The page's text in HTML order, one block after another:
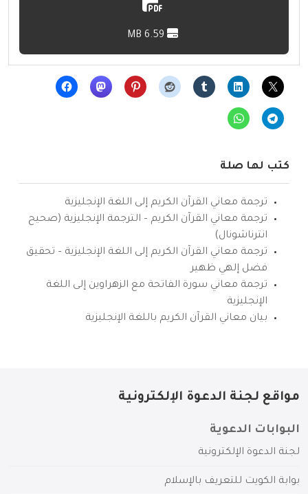
كتب لها صلة
ترجمة معاني القرآن الكريم إلى اللغة الإنجليزية
ترجمة معاني القرآن الكريم – الترجمة الإنجليزية (صحيح
انترناشونال)
ترجمة معاني القرآن الكريم إلى اللغة الإنجليزية – تحقيق
فضل إلهي ظهير
ترجمة معاني سورة الفاتحة مع الزهراوين إلى اللغة
الإنجليزية
بيان معاني القرآن الكريم باللغة الإنجليزية
مواقع لجنة الدعوة الإلكترونية
البوابات الدعوية
لجنة الدعوة الإلكترونية
بوابة الكويت للتعريف بالإسلام